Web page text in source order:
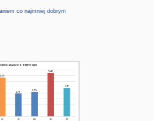
co najmniej dobrym